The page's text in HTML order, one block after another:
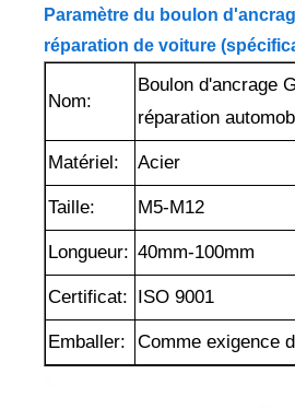
Paramètre du boulon
réparation de voiture
Nom:
Boulon d'ancrage
réparation
Matériel: Acier
Taille: M5-M12
Longueur: 40mm-100mm
Certificat: ISO 9001
Emballer: Comme exigence